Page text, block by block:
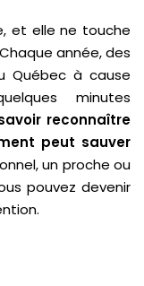
et elle ne touche
année, des
Québec à cause
minutes
reconnaître
peut sauver
un proche ou
pouvez devenir